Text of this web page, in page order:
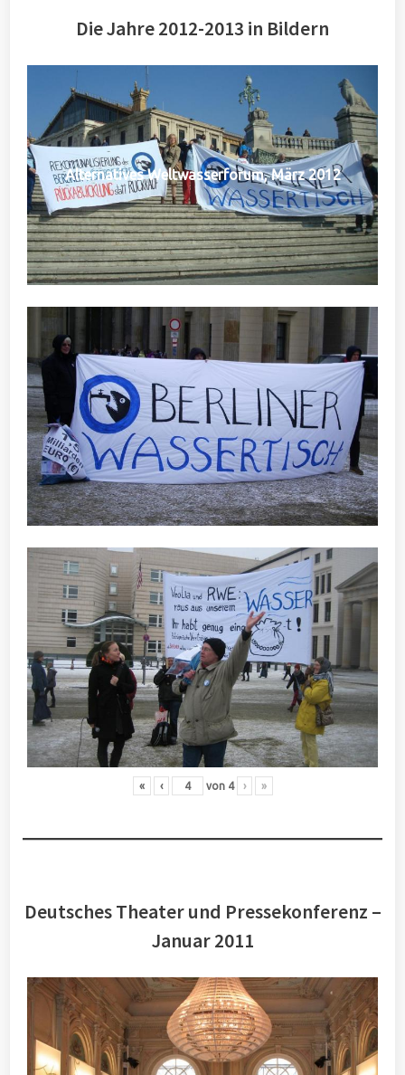
Die Jahre 2012-2013 in Bildern
Alternatives Weltwasserforum, März 2012
« ‹ von 4 › »
Deutsches Theater und Pressekonferenz –
Januar 2011